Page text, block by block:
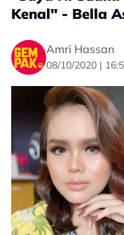
Kenal" - Bella
Amri Hassan
08/10/2020 |